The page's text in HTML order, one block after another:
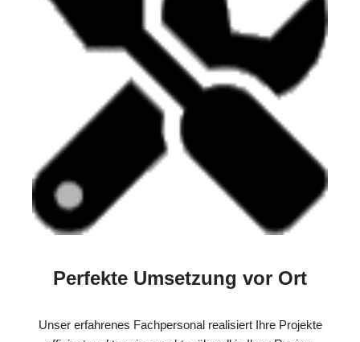
Perfekte Umsetzung vor Ort
Unser erfahrenes Fachpersonal realisiert Ihre Projekte